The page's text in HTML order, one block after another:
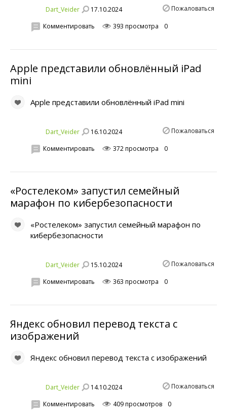
Dart_Veider 17.10.2024 Пожаловаться
Комментировать 393 просмотра 0
Apple представили обновлённый iPad
mini
Apple представили обновлённый iPad mini
Dart_Veider 16.10.2024 Пожаловаться
Комментировать 372 просмотра 0
«Ростелеком» запустил семейный
марафон по кибербезопасности
«Ростелеком» запустил семейный марафон по
кибербезопасности
Dart_Veider 15.10.2024 Пожаловаться
Комментировать 363 просмотра 0
Яндекс обновил перевод текста с
изображений
Яндекс обновил перевод текста с изображений
Dart_Veider 14.10.2024 Пожаловаться
Комментировать 409 просмотров 0